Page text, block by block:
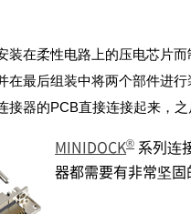
装在柔性电路上的压电芯片
在最后组装中将两个部件进
接器的PCB直接连接起来，
MINIDOCK® 系列连
器都需要有非常坚